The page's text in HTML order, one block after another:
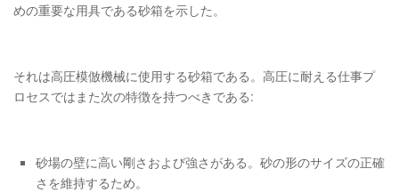
めの重要な用具である砂箱を示した。
それは高圧模倣機械に使用する砂箱である。高圧に耐える仕事プ
ロセスではまた次の特徴を持つべきである:
砂場の壁に高い剛さおよび強さがある。砂の形のサイズの正確
さを維持するため。